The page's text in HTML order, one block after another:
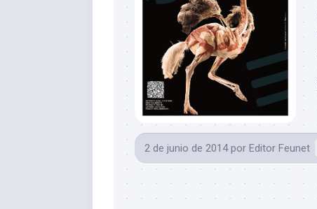
2 de junio de 2014 por Editor Feunet